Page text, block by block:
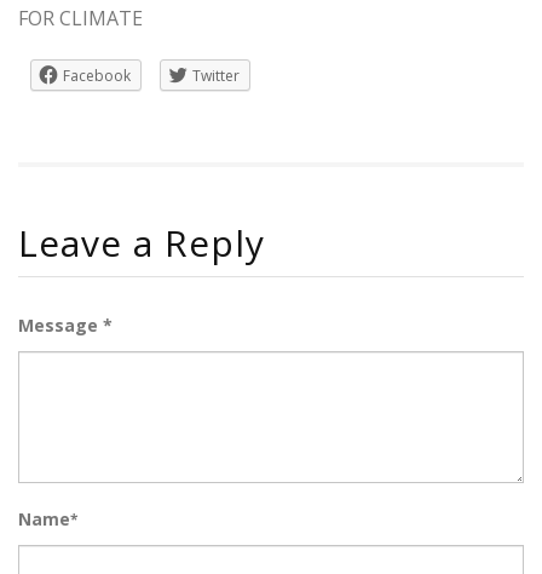
FOR CLIMATE
Facebook Twitter
Leave a Reply
Message *
Name*